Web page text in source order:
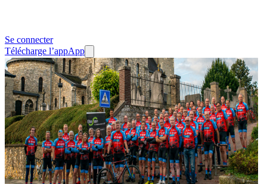
Se connecter
Télécharge l’appApp